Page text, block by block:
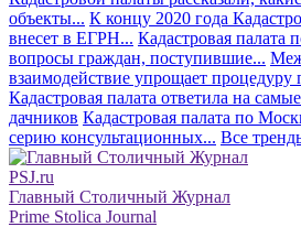
объекты... К концу 2020 года
внесет в ЕГРН... Кадастровая палата
вопросы граждан, поступившие...
взаимодействие упрощает процедуру
Кадастровая палата ответила на
дачников Кадастровая палата по
серию консультационных... Все
PSJ.ru
Главный Столичный Журнал
Prime Stolica Journal